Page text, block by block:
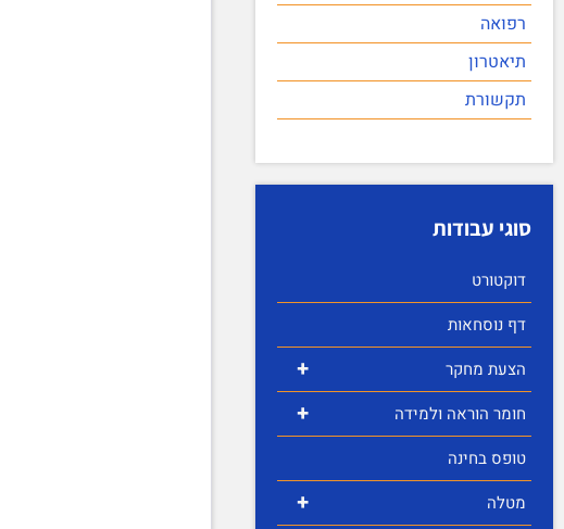
רפואה
תיאטרון
תקשורת
סוגי עבודות
דוקטורט
דף נוסחאות
+ הצעת מחקר
+
חומר הוראה ולמידה
טופס בחינה
+ מטלה